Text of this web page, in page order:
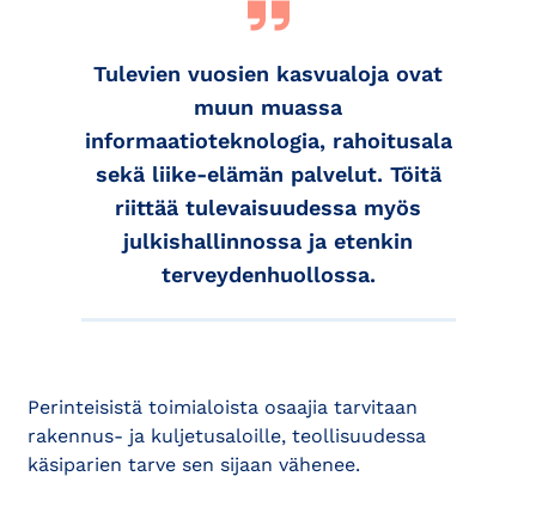
Tulevien vuosien kasvualoja ovat
muun muassa
informaatioteknologia, rahoitusala
sekä liike-elämän palvelut. Töitä
riittää tulevaisuudessa myös
julkishallinnossa ja etenkin
terveydenhuollossa.
Perinteisistä toimialoista osaajia tarvitaan
rakennus- ja kuljetusaloille, teollisuudessa
käsiparien tarve sen sijaan vähenee.